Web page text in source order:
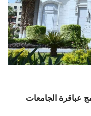
عباقرة الجامعات